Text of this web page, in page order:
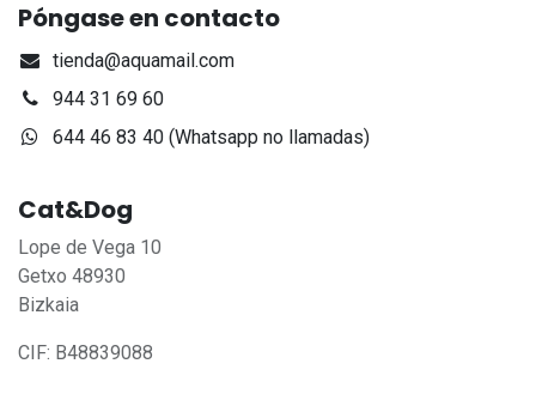
Póngase en contacto
tienda@aquamail.com
944 31 69 60
644 46 83 40 (Whatsapp no llamadas)
Cat&Dog
Lope de Vega 10
Getxo 48930
Bizkaia
CIF: B48839088